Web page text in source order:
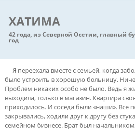
ХАТИМА
42 года, из Северной Осетии, главный
год
— Я переехала вместе с семьей, когда
было устроить в хорошую больницу.
Проблем никаких особо не было. Ведь я
выходила, только в магазин. Квартира
приходилось. И соседи были «наши». Все
закрывались, ходили друг к другу без
семейном бизнесе. Брат был